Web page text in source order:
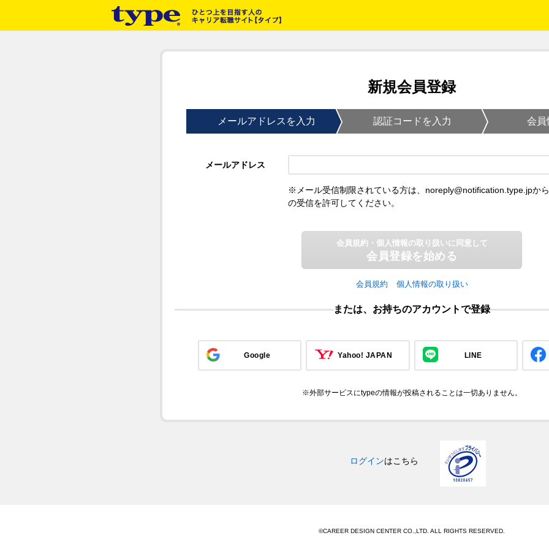
新規会員登録
メールアドレスを入力 認証コードを入力 会員
メールアドレス
※メール受信制限されている方は、noreply@notification.type.jpから
の受信を許可してください。
会員規約・個人情報の取り扱いに同意して
会員登録を始める
会員規約 個人情報の取り扱い
または、お持ちのアカウントで登録
Google Yahoo! JAPAN LINE
※外部サービスにtypeの情報が投稿されることは一切ありません。
ログインはこちら
©CAREER DESIGN CENTER CO.,LTD. ALL RIGHTS RESERVED.